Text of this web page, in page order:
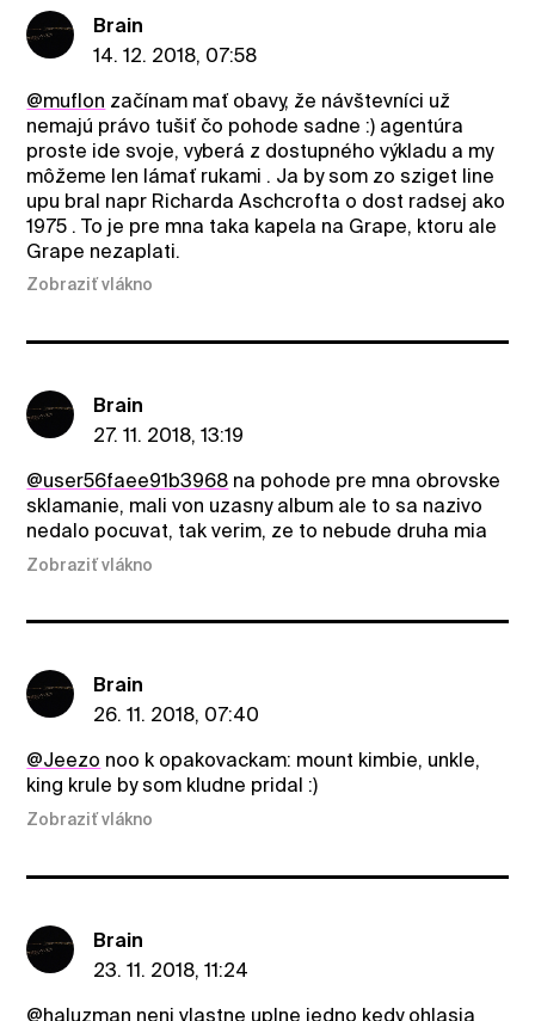
Brain
14. 12. 2018, 07:58
@muflon začínam mať obavy, že návštevníci už
nemajú právo tušiť čo pohode sadne :) agentúra
proste ide svoje, vyberá z dostupného výkladu a my
môžeme len lámať rukami . Ja by som zo sziget line
upu bral napr Richarda Aschcrofta o dost radsej ako
1975 . To je pre mna taka kapela na Grape, ktoru ale
Grape nezaplati.
Zobraziť vlákno
Brain
27. 11. 2018, 13:19
@user56faee91b3968 na pohode pre mna obrovske
sklamanie, mali von uzasny album ale to sa nazivo
nedalo pocuvat, tak verim, ze to nebude druha mia
Zobraziť vlákno
Brain
26. 11. 2018, 07:40
@Jeezo noo k opakovackam: mount kimbie, unkle,
king krule by som kludne pridal :)
Zobraziť vlákno
Brain
23. 11. 2018, 11:24
@haluzman neni vlastne uplne jedno kedy ohlasia